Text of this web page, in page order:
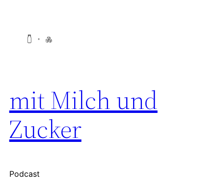
springen
mit Milch und
Zucker
Podcast